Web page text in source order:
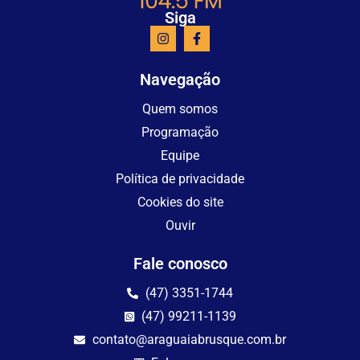
Siga
Navegação
Quem somos
Programação
Equipe
Política de privacidade
Cookies do site
Ouvir
Fale conosco
(47) 3351-1744
(47) 99211-1139
contato@araguaiabrusque.com.br